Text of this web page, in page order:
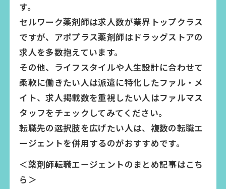
す。
セルワーク薬剤師は求人数が業界トップクラス
ですが、アポプラス薬剤師はドラッグストアの
求人を多数抱えています。
その他、ライフスタイルや人生設計に合わせて
柔軟に働きたい人は派遣に特化したファル・メ
イト、求人掲載数を重視したい人はファルマス
タッフをチェックしてみてください。
転職先の選択肢を広げたい人は、複数の転職エ
ージェントを併用するのがおすすめです。
＜薬剤師転職エージェントのまとめ記事はこち
ら＞